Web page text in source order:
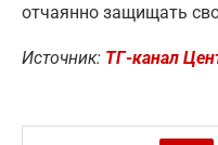
отчаянно защищать
Источник: ТГ-канал